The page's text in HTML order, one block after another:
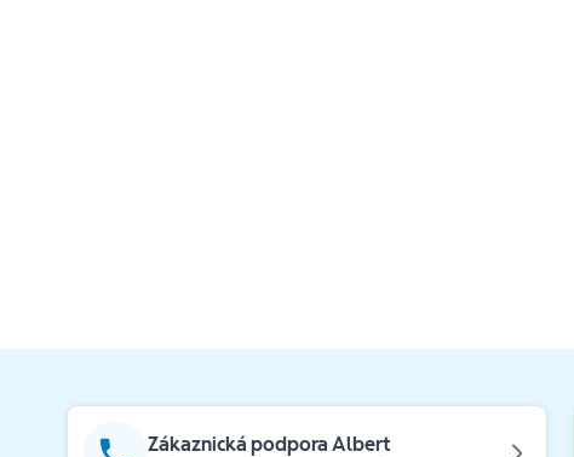
Zákaznická podpora Albert